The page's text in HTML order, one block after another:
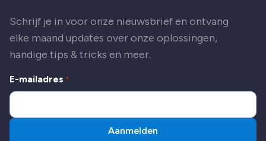
Schrijf je in voor onze nieuwsbrief en ontvang
elke maand updates over onze oplossingen,
handige tips & tricks en meer.
E-mailadres *
Aanmelden